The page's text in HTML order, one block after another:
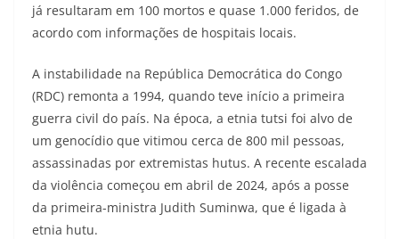
já resultaram em 100 mortos e quase 1.000 feridos, de
acordo com informações de hospitais locais.
A instabilidade na República Democrática do Congo
(RDC) remonta a 1994, quando teve início a primeira
guerra civil do país. Na época, a etnia tutsi foi alvo de
um genocídio que vitimou cerca de 800 mil pessoas,
assassinadas por extremistas hutus. A recente escalada
da violência começou em abril de 2024, após a posse
da primeira-ministra Judith Suminwa, que é ligada à
etnia hutu.